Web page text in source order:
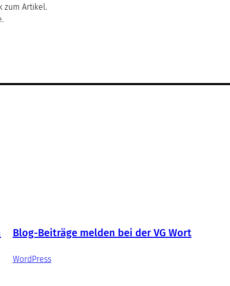
zum Artikel.
Blog-Beiträge melden bei der VG Wort
WordPress